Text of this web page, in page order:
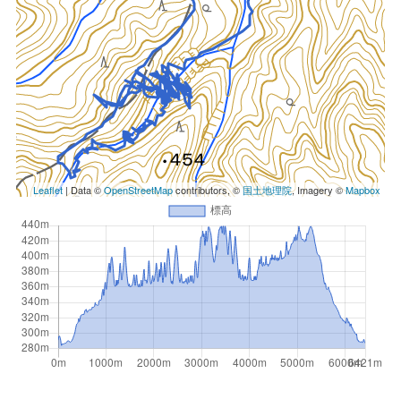
Leaflet| Data ©OpenStreetMapcontributors, ©国土地理院, Imagery ©Mapbox